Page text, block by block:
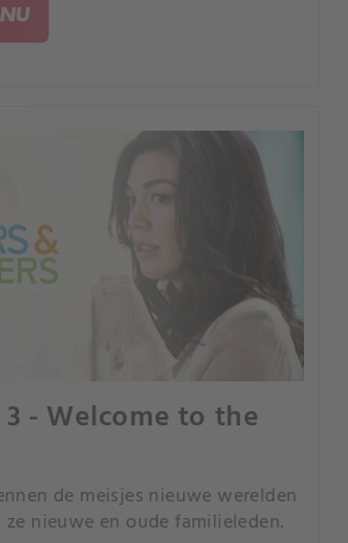
- Welcome to the
de meisjes nieuwe werelden
nieuwe en oude familieleden.